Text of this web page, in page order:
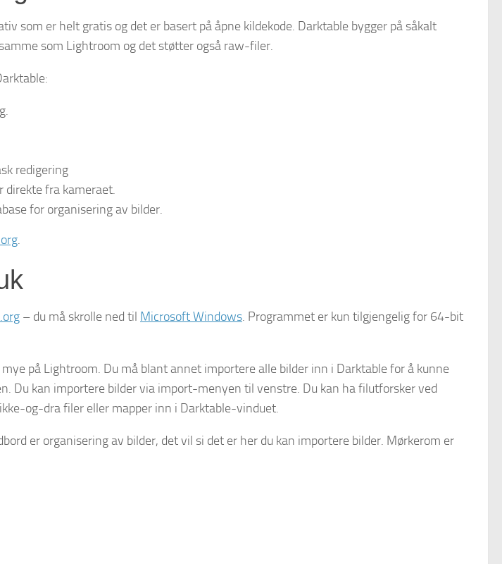
som er helt gratis og det er basert på åpne kildekode. Darktable bygger på såkalt
som Lightroom og det støtter også raw-filer.
redigering
direkte fra kameraet.
for organisering av bilder.
.
– du må skrolle ned til Microsoft Windows. Programmet er kun tilgjengelig for 64-bit
på Lightroom. Du må blant annet importere alle bilder inn i Darktable for å kunne
Du kan importere bilder via import-menyen til venstre. Du kan ha filutforsker ved
og-dra filer eller mapper inn i Darktable-vinduet.
er organisering av bilder, det vil si det er her du kan importere bilder. Mørkerom er